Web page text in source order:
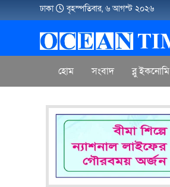
ঢাকা বৃহস্পতিবার, ৬ আগস্ট ২০২৬
হোম সংবাদ ব্লু ইকনোমি